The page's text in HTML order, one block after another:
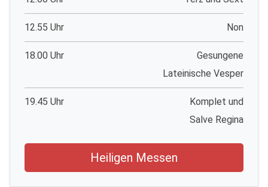
12.55 Uhr Non
18.00 Uhr
Gesungene
Lateinische Vesper
19.45 Uhr
Komplet und
Salve Regina
Heiligen Messen